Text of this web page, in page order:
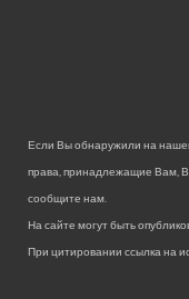
Если Вы обнаружили на
права, принадлежащие Вам,
сообщите нам.
На сайте могут быть
При цитировании ссылка на